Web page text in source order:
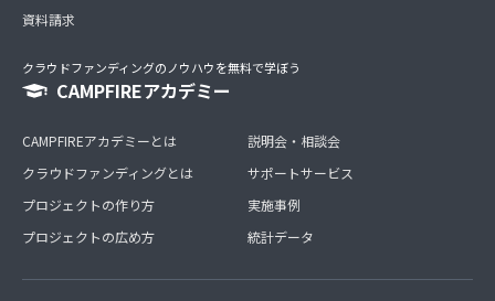
資料請求
クラウドファンディングのノウハウを無料で学ぼう
CAMPFIREアカデミー
CAMPFIREアカデミーとは
クラウドファンディングとは
プロジェクトの作り方
プロジェクトの広め方
説明会・相談会
サポートサービス
実施事例
統計データ